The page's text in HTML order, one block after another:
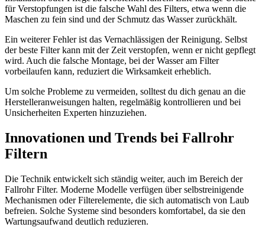
für Verstopfungen ist die falsche Wahl des Filters, etwa wenn die
Maschen zu fein sind und der Schmutz das Wasser zurückhält.
Ein weiterer Fehler ist das Vernachlässigen der Reinigung. Selbst
der beste Filter kann mit der Zeit verstopfen, wenn er nicht gepflegt
wird. Auch die falsche Montage, bei der Wasser am Filter
vorbeilaufen kann, reduziert die Wirksamkeit erheblich.
Um solche Probleme zu vermeiden, solltest du dich genau an die
Herstelleranweisungen halten, regelmäßig kontrollieren und bei
Unsicherheiten Experten hinzuziehen.
Innovationen und Trends bei Fallrohr
Filtern
Die Technik entwickelt sich ständig weiter, auch im Bereich der
Fallrohr Filter. Moderne Modelle verfügen über selbstreinigende
Mechanismen oder Filterelemente, die sich automatisch von Laub
befreien. Solche Systeme sind besonders komfortabel, da sie den
Wartungsaufwand deutlich reduzieren.